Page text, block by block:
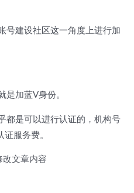
号建设社区这一角度上进行加
是加蓝V身份。
都是可以进行认证的，机构号
服务费。
文章内容